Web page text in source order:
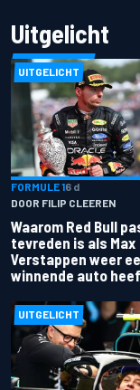
Uitgelicht
UITGELICHT
FORMULE 16 d
DOOR FILIP CLEEREN
Waarom Red Bull
tevreden is als Max
Verstappen weer
winnende auto
UITGELICHT